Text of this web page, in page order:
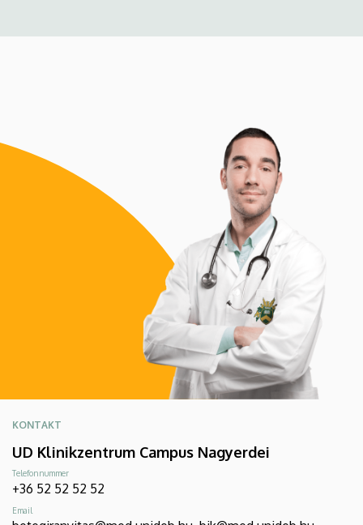
KONTAKT
UD Klinikzentrum Campus Nagyerdei
Telefonnummer
+36 52 52 52 52
Email